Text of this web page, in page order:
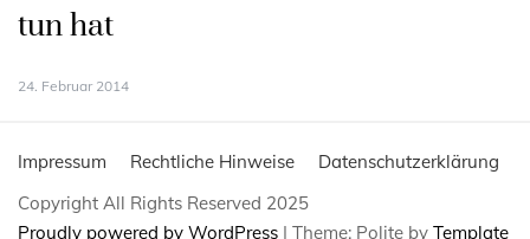
tun hat
24. Februar 2014
Impressum Rechtliche Hinweise
Datenschutzerklärung
Copyright All Rights Reserved 2025
Proudly powered by WordPress | Theme: Polite by Template